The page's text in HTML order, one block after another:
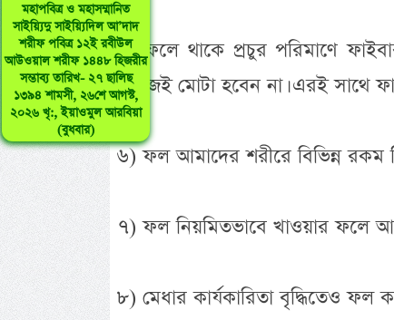
মহাপবিত্র ও মহাসম্মানিত
সাইয়্যিদু সাইয়্যিদিল আ’দাদ
শরীফ পবিত্র ১২ই রবীউল
আউওয়াল শরীফ ১৪৪৮ হিজরীর
সম্ভাব্য তারিখ- ২৭ ছালিছ
১৩৯৪ শামসী, ২৬শে আগস্ট,
২০২৬ খৃ:, ইয়াওমুল আরবিয়া
(বুধবার)
৫) ফলে থাকে প্রচুর পরিমাণে
সহজেই মোটা হবেন না। এরই সাথে
৬) ফল আমাদের শরীরে বিভিন্ন রকম
৭) ফল নিয়মিতভাবে খাওয়ার ফলে
৮) মেধার কার্যকারিতা বৃদ্ধিতেও ফল